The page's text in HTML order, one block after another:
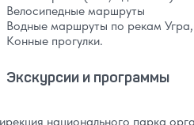
Велосипедные маршруты
Водные маршруты по рекам
Конные прогулки.
Экскурсии и программы
национального парка